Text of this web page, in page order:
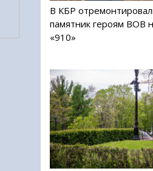
В КБР
памятник героям ВОВ
«910»